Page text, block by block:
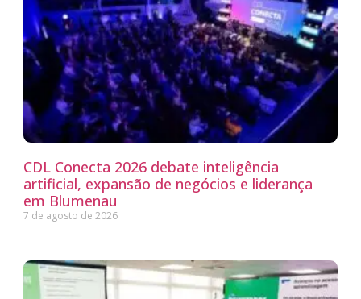
CDL Conecta 2026 debate inteligência
artificial, expansão de negócios e liderança
em Blumenau
7 de agosto de 2026